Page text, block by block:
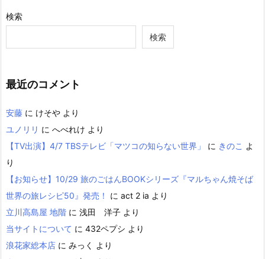
検索
検索
最近のコメント
安藤 に けそや より
ユノリリ に へべれけ より
【TV出演】4/7 TBSテレビ「マツコの知らない世界」
に きのこ よ
り
【お知らせ】10/29 旅のごはんBOOKシリーズ『マルちゃん焼そば
世界の旅レシピ50』発売！
に act 2 ia より
立川高島屋 地階 に 浅田 洋子 より
当サイトについて に 432ペプシ より
浪花家総本店 に みっく
より